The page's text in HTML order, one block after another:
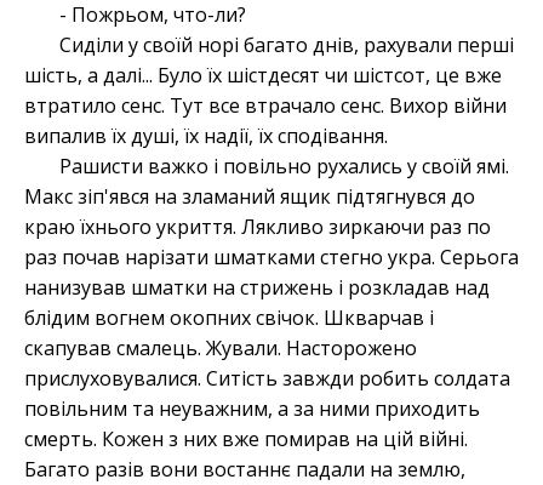
- Пожрьом, что-ли?
Сиділи у своїй норі багато днів, рахували перші
шість, а далі... Було їх шістдесят чи шістсот, це вже
втратило сенс. Тут все втрачало сенс. Вихор війни
випалив їх душі, їх надії, їх сподівання.
Рашисти важко і повільно рухались у своїй ямі.
Макс зіп'явся на зламаний ящик підтягнувся до
краю їхнього укриття. Лякливо зиркаючи раз по
раз почав нарізати шматками стегно укра. Серьога
нанизував шматки на стрижень і розкладав над
блідим вогнем окопних свічок. Шкварчав і
скапував смалець. Жували. Насторожено
прислуховувалися. Ситість завжди робить солдата
повільним та неуважним, а за ними приходить
смерть. Кожен з них вже помирав на цій війні.
Багато разів вони востаннє падали на землю,